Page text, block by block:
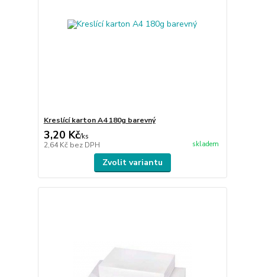
Kreslící karton A4 180g barevný
3,20 Kč/ks
2,64 Kč bez DPH skladem
Zvolit variantu